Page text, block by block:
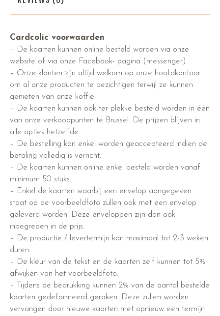
Cardcolic voorwaarden
– De kaarten kunnen online besteld worden via onze
website of via onze Facebook- pagina (messenger).
– Onze klanten zijn altijd welkom op onze hoofdkantoor
om al onze producten te bezichtigen terwijl ze kunnen
genieten van onze koffie.
– De kaarten kunnen ook ter plekke besteld worden in één
van onze verkooppunten te Brussel. De prijzen blijven in
alle opties hetzelfde.
– De bestelling kan enkel worden geaccepteerd indien de
betaling volledig is verricht.
– De kaarten kunnen online enkel besteld worden vanaf
minimum 50 stuks.
– Enkel de kaarten waarbij een envelop aangegeven
staat op de voorbeeldfoto zullen ook met een envelop
geleverd worden. Deze enveloppen zijn dan ook
inbegrepen in de prijs.
– De productie / levertermijn kan maximaal tot 2-3 weken
duren.
– De kleur van de tekst en de kaarten zelf kunnen tot 5%
afwijken van het voorbeeldfoto.
– Tijdens de bedrukking kunnen 2% van de aantal bestelde
kaarten gedeformeerd geraken. Deze zullen worden
vervangen door nieuwe kaarten met opnieuw een termijn